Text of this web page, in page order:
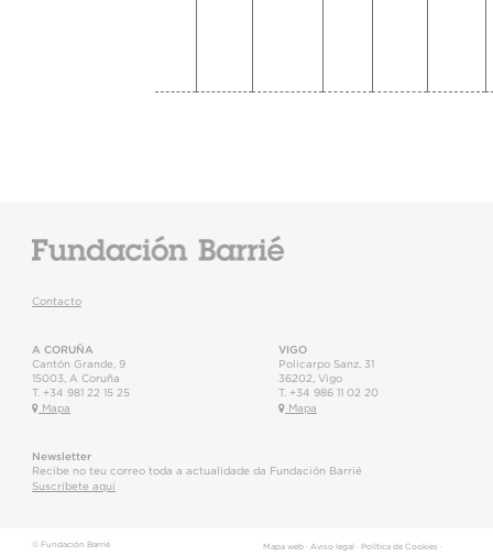
Contacto
A CORUÑA
Cantón Grande, 9
15003
A Coruña
T. +34 981 22 15 25
Mapa
VIGO
Policarpo Sanz, 31
36202 Vigo
T. +34 986 11 02 20
Mapa
Newsletter
Recibe no teu correo toda a actualidade da Fundación Barrié
Suscríbete aquí
© Fundación Barrié Mapa web· Aviso legal · Política de Cookies ·